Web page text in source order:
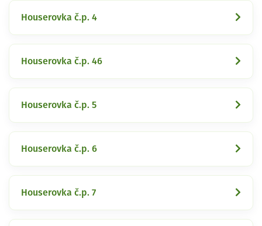
Houserovka č.p. 4
Houserovka č.p. 46
Houserovka č.p. 5
Houserovka č.p. 6
Houserovka č.p. 7